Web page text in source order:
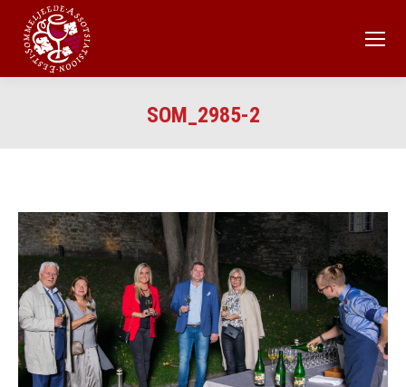
SOM_2985-2